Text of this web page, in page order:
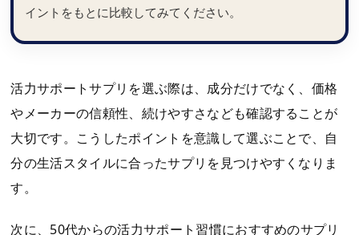
イントをもとに比較してみてください。
活力サポートサプリを選ぶ際は、成分だけでなく、価格
やメーカーの信頼性、続けやすさなども確認することが
大切です。こうしたポイントを意識して選ぶことで、自
分の生活スタイルに合ったサプリを見つけやすくなりま
す。
次に、50代からの活力サポート習慣におすすめのサプリ